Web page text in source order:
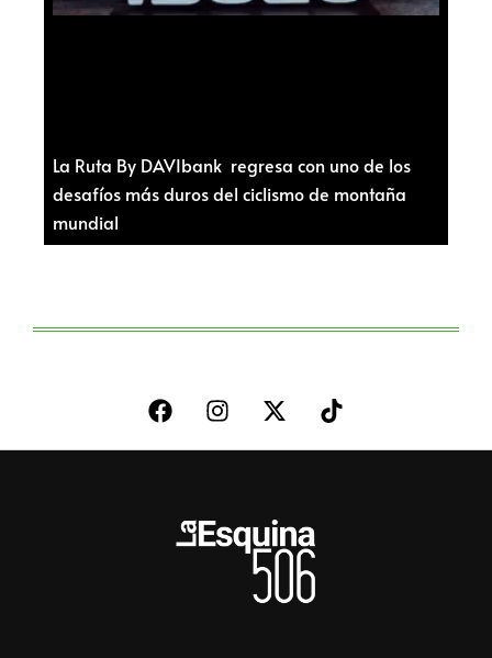
La Ruta By DAVIbank regresa con uno de los
desafíos más duros del ciclismo de montaña
mundial